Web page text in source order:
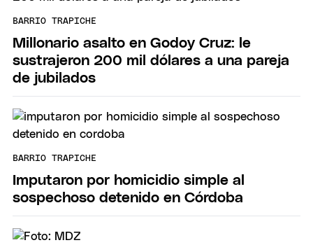
BARRIO TRAPICHE
Millonario asalto en Godoy Cruz: le
sustrajeron 200 mil dólares a una pareja
de jubilados
BARRIO TRAPICHE
Imputaron por homicidio simple al
sospechoso detenido en Córdoba